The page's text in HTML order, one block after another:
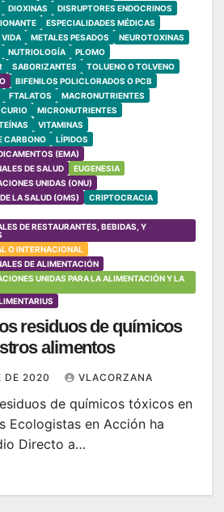
DIOXINAS
DISRUPTORES ENDOCRINOS
ESPECIALIDADES MÉDICAS
VIDA METALES PESADOS
NEUROTOXINAS
NUTRIOLOGÍA
PLOMO
SABORIZANTES
TOLUENO O TOLVENO
BIFENILOS POLICLORADOS O PCB
FTALATOS
MACRONUTRIENTES
MICRONUTRIENTES
VITAMINAS
CARBONO
LÍPIDOS
(EMA)
DE SALUD
EUGENESIA
UNIDAS (ONU)
LA SALUD (OMS)
CRIPTOCRACIA
DE RESTAURANTES, BEBIDAS, Y
O INTERNACIONAL
DE ALIMENTACIÓN
UNIDAS PARA LA ALIMENTACIÓN Y LA
residuos de químicos
alimentos
DE 2020 VLACORZANA
de químicos tóxicos en
Ecologistas en Acción ha
Directo a…